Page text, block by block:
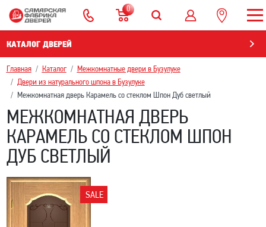
0
КАТАЛОГ ДВЕРЕЙ
Главная Каталог
Межкомнатные двери в Бузулуке
Двери из натурального шпона в Бузулуке
Межкомнатная дверь Карамель со стеклом Шпон Дуб светлый
МЕЖКОМНАТНАЯ ДВЕРЬ
КАРАМЕЛЬ СО СТЕКЛОМ ШПОН
ДУБ СВЕТЛЫЙ
SALE